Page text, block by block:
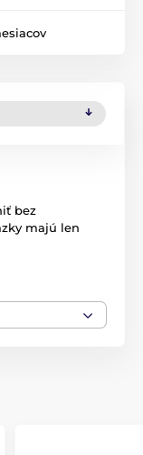
bez
majú len